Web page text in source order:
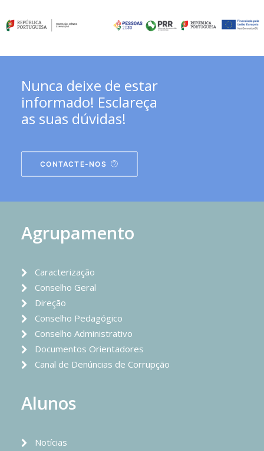
Nunca deixe de estar
informado! Esclareça
as suas dúvidas!
CONTACTE-NOS
Agrupamento
Caracterização
Conselho Geral
Direção
Conselho Pedagógico
Conselho Administrativo
Documentos Orientadores
Canal de Denúncias de Corrupção
Alunos
Notícias